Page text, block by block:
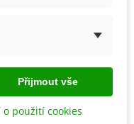
Přijmout vše
použití cookies